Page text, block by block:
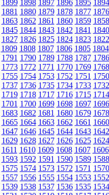
1899 1898 1897 1896 1895 1894
1881 1880 1879 1878 1877 1876
1863 1862 1861 1860 1859 1858
1845 1844 1843 1842 1841 1840
1827 1826 1825 1824 1823 1822
1809 1808 1807 1806 1805 1804
1791 1790 1789 1788 1787 1786
1773 1772 1771 1770 1769 1768
1755 1754 1753 1752 1751 1750
1737 1736 1735 1734 1733 1732
1719 1718 1717 1716 1715 1714
1701 1700 1699 1698 1697 1696
1683 1682 1681 1680 1679 1678
1665 1664 1663 1662 1661 1660
1647 1646 1645 1644 1643 1642
1629 1628 1627 1626 1625 1624
1611 1610 1609 1608 1607 1606
1593 1592 1591 1590 1589 1588
1575 1574 1573 1572 1571 1570
1557 1556 1555 1554 1553 1552
1539 1538 1537 1536 1535 1534